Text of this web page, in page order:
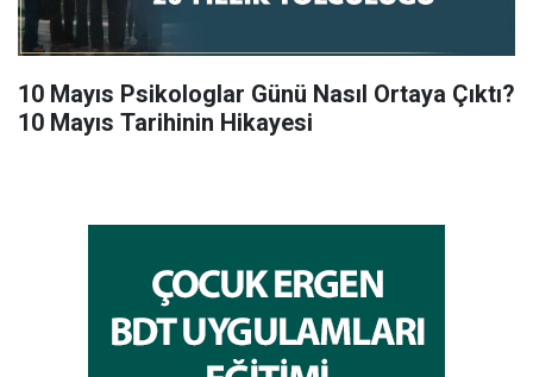
10 Mayıs Psikologlar Günü Nasıl Ortaya Çıktı?
10 Mayıs Tarihinin Hikayesi